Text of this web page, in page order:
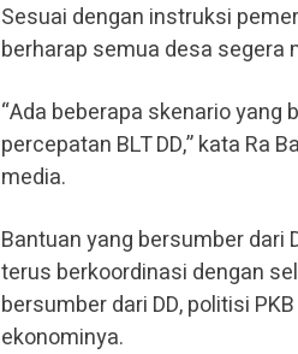
Sesuai dengan instruksi
berharap semua desa segera
“Ada beberapa skenario
percepatan BLT DD,” kata Ra
media.
Bantuan yang bersumber dari
terus berkoordinasi dengan
bersumber dari DD, politisi
ekonominya.